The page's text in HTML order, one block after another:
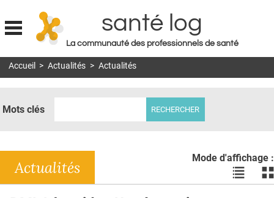
Jump to navigation
santé log
La communauté des professionnels de santé
MON COMPTE
DOSSIERS
RÉSEAUX
Accueil > Actualités > Actualités
Mots clés
Mode d'affichage :
Voir
les
les
Actualités